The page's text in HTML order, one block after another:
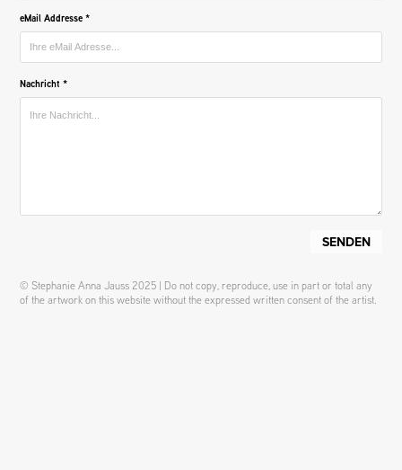
eMail Addresse *
Nachricht *
SENDEN
© Stephanie Anna Jauss 2025 | Do not copy, reproduce, use in part or total any
of the artwork on this website without the expressed written consent of the artist.